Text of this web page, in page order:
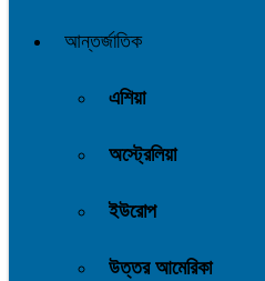
আন্তর্জাতিক
এশিয়া
অস্ট্রেলিয়া
ইউরোপ
উত্তর আমেরিকা